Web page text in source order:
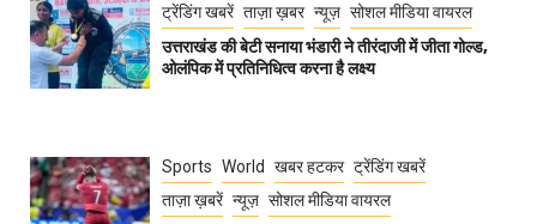
ट्रेंडिंग खबरें ताज़ा ख़बर न्यूज़ सोशल मीडिया वायरल
उत्तराखंड की बेटी सनाया भंडारी ने तीरंदाजी में जीता गोल्ड,
ओलंपिक में प्रतिनिधित्व करना है लक्ष्य
Sports World खबर हटकर ट्रेंडिंग खबरें
ताज़ा ख़बरें न्यूज़ सोशल मीडिया वायरल